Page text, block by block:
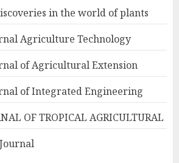
in the world of plants
Agriculture Technology
of Agricultural Extension
of Integrated Engineering
OF TROPICAL AGRICULTURAL